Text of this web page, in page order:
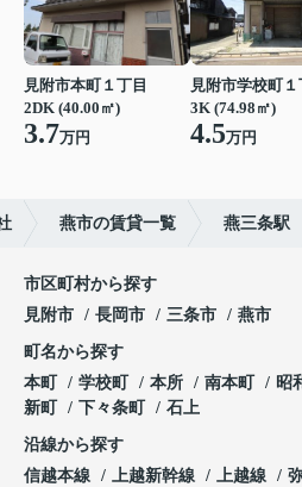
見附市本町１丁目
2DK (40.00㎡)
3.7万円
見附市学校町１
3K (74.98㎡)
4.5万円
燕市の賃貸一覧 燕三条駅
市区町村から探す
見附市
長岡市 三条市 燕市
町名から探す
本町
学校町 本所 南本町 昭
新町
下々条町 石上
沿線から探す
信越本線
上越新幹線 上越線